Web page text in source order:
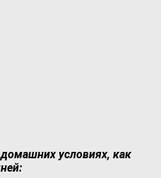
условиях, как